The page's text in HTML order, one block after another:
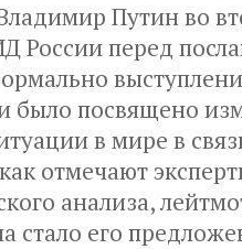
Путин во
России перед
было посвящено
в мире в
отмечают
анализа,
стало его